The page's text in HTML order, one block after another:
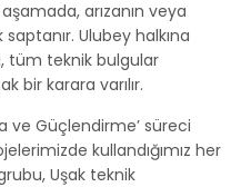
arızanın veya
Ulubey halkına
tüm teknik bulgular
bir karara varılır.
ve Güçlendirme’ süreci
kullandığımız her
Uşak teknik